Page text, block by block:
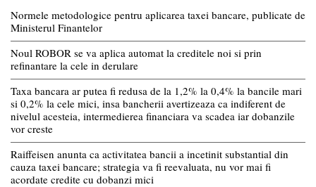
Normele metodologice pentru aplicarea taxei bancare, publicate de
Ministerul Finantelor
Noul ROBOR se va aplica automat la creditele noi si prin
refinantare la cele in derulare
Taxa bancara ar putea fi redusa de la 1,2% la 0,4% la bancile mari
si 0,2% la cele mici, insa bancherii avertizeaza ca indiferent de
nivelul acesteia, intermedierea financiara va scadea iar dobanzile
vor creste
Raiffeisen anunta ca activitatea bancii a incetinit substantial din
cauza taxei bancare; strategia va fi reevaluata, nu vor mai fi
acordate credite cu dobanzi mici